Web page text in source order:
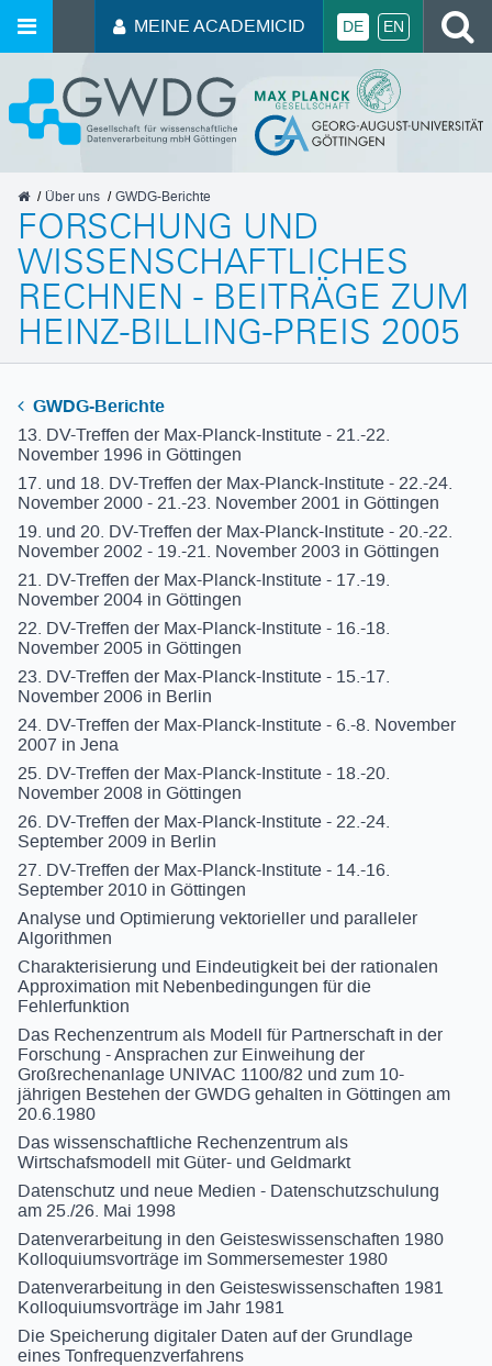
MEINE ACADEMICID DE EN
GWDG
Über uns GWDG-Berichte
FORSCHUNG UND
WISSENSCHAFTLICHES
RECHNEN - BEITRÄGE ZUM
HEINZ-BILLING-PREIS 2005
GWDG-Berichte
13. DV-Treffen der Max-Planck-Institute - 21.-22.
November 1996 in Göttingen
17. und 18. DV-Treffen der Max-Planck-Institute - 22.-24.
November 2000 - 21.-23. November 2001 in Göttingen
19. und 20. DV-Treffen der Max-Planck-Institute - 20.-22.
November 2002 - 19.-21. November 2003 in Göttingen
21. DV-Treffen der Max-Planck-Institute - 17.-19.
November 2004 in Göttingen
22. DV-Treffen der Max-Planck-Institute - 16.-18.
November 2005 in Göttingen
23. DV-Treffen der Max-Planck-Institute - 15.-17.
November 2006 in Berlin
24. DV-Treffen der Max-Planck-Institute - 6.-8. November
2007 in Jena
25. DV-Treffen der Max-Planck-Institute - 18.-20.
November 2008 in Göttingen
26. DV-Treffen der Max-Planck-Institute - 22.-24.
September 2009 in Berlin
27. DV-Treffen der Max-Planck-Institute - 14.-16.
September 2010 in Göttingen
Analyse und Optimierung vektorieller und paralleler
Algorithmen
Charakterisierung und Eindeutigkeit bei der rationalen
Approximation mit Nebenbedingungen für die
Fehlerfunktion
Das Rechenzentrum als Modell für Partnerschaft in der
Forschung - Ansprachen zur Einweihung der
Großrechenanlage UNIVAC 1100/82 und zum 10-
jährigen Bestehen der GWDG gehalten in Göttingen am
20.6.1980
Das wissenschaftliche Rechenzentrum als
Wirtschafsmodell mit Güter- und Geldmarkt
Datenschutz und neue Medien - Datenschutzschulung
am 25./26. Mai 1998
Datenverarbeitung in den Geisteswissenschaften 1980
Kolloquiumsvorträge im Sommersemester 1980
Datenverarbeitung in den Geisteswissenschaften 1981
Kolloquiumsvorträge im Jahr 1981
Die Speicherung digitaler Daten auf der Grundlage
eines Tonfrequenzverfahrens